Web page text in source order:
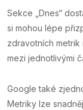
Sekce „Dnes“
si mohou lépe
zdravotních metrik
mezi jednotlivými
Google také
Metriky lze